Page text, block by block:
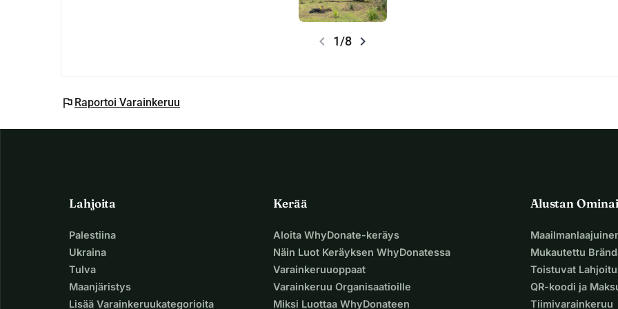
chevron_left 1/8 chevron_right
flag Raportoi Varainkeruu
Lahjoita
Palestiina
Ukraina
Tulva
Maanjäristys
Lisää Varainkeruukategorioita
Kerää
Aloita WhyDonate-keräys
Näin Luot Keräyksen WhyDonatessa
Varainkeruuoppaat
Varainkeruu Organisaatioille
Miksi Luottaa WhyDonateen
Alustan
Mukautettu
Toistuvat
QR-koodi ja
Tiimivarainkeruu